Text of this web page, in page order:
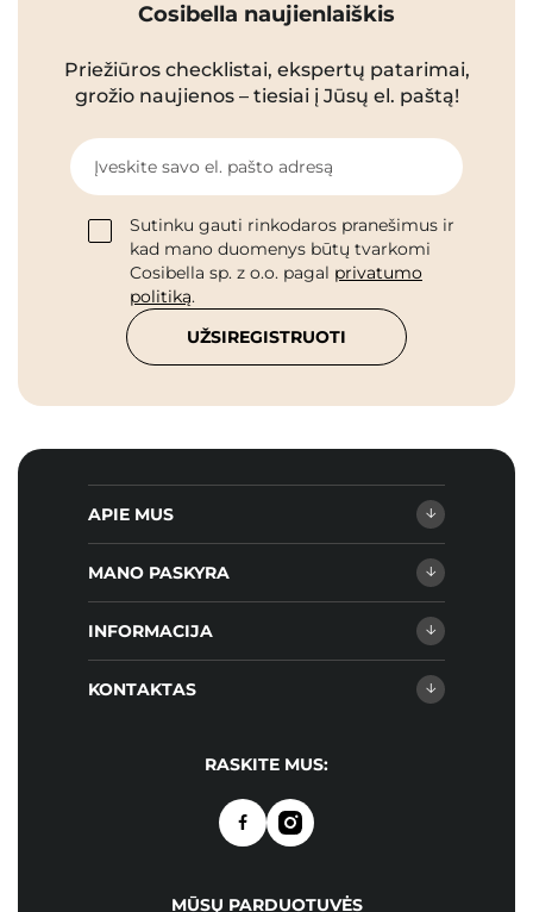
Cosibella naujienlaiškis
Priežiūros checklistai, ekspertų patarimai,
grožio naujienos – tiesiai į Jūsų el. paštą!
Įveskite savo el. pašto adresą
Sutinku gauti rinkodaros pranešimus ir
kad mano duomenys būtų tvarkomi
Cosibella sp. z o.o. pagal privatumo
politiką.
UŽSIREGISTRUOTI
APIE MUS
MANO PASKYRA
INFORMACIJA
KONTAKTAS
RASKITE MUS:
MŪSŲ PARDUOTUVĖS